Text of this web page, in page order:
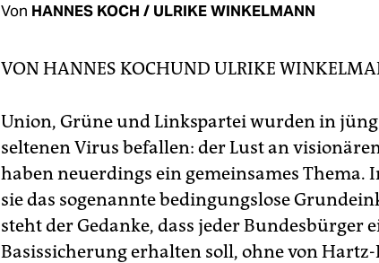
Von HANNES KOCH / ULRIKE WINKELMANN
VON HANNES KOCHUND ULRIKE
Union, Grüne und Linkspartei wurden in
seltenen Virus befallen: der Lust an
haben neuerdings ein gemeinsames Thema.
sie das sogenannte bedingungslose
steht der Gedanke, dass jeder Bundesbürger
Basissicherung erhalten soll, ohne von